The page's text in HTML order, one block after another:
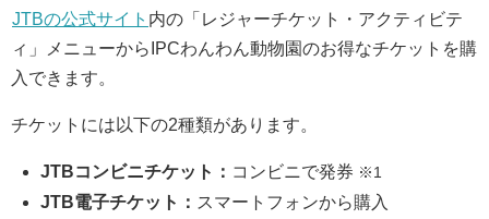
JTBの公式サイト 内の「レジャーチケット・アクティビテ
ィ」メニューからIPCわんわん動物園のお得なチケットを購
入できます。
チケットには以下の2種類があります。
JTBコンビニチケット： コンビニで発券 ※1
JTB電子チケット： スマートフォンから購入